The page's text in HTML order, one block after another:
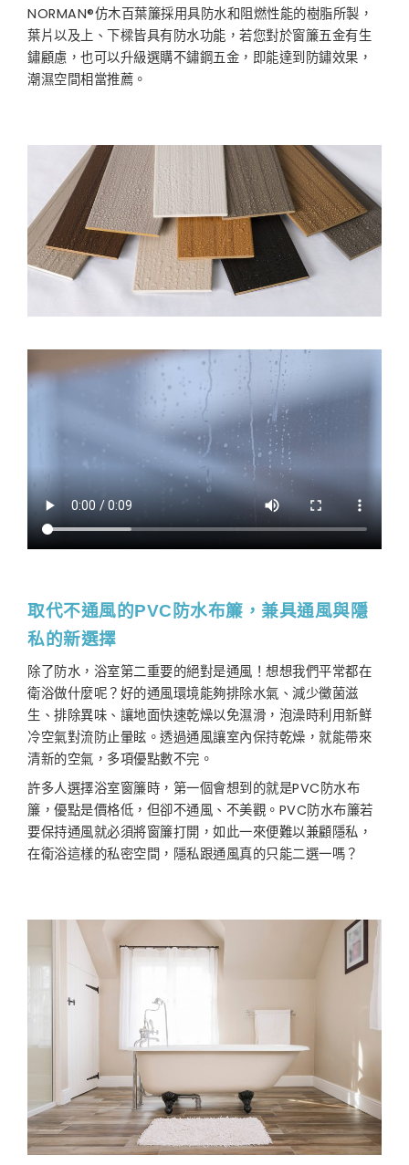
NORMAN®仿木百葉簾採用具防水和阻燃性能的樹脂所製，
葉片以及上、下樑皆具有防水功能，若您對於窗簾五金有生
鏽顧慮，也可以升級選購不鏽鋼五金，即能達到防鏽效果，
潮濕空間相當推薦。
取代不通風的PVC防水布簾，兼具通風與隱
私的新選擇
除了防水，浴室第二重要的絕對是通風！想想我們平常都在
衛浴做什麼呢？好的通風環境能夠排除水氣、減少黴菌滋
生、排除異味、讓地面快速乾燥以免濕滑，泡澡時利用新鮮
冷空氣對流防止暈眩。透過通風讓室內保持乾燥，就能帶來
清新的空氣，多項優點數不完。
許多人選擇浴室窗簾時，第一個會想到的就是PVC防水布
簾，優點是價格低，但卻不通風、不美觀。PVC防水布簾若
要保持通風就必須將窗簾打開，如此一來便難以兼顧隱私，
在衛浴這樣的私密空間，隱私跟通風真的只能二選一嗎？